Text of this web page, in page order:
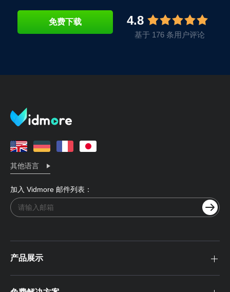
免费下载 4.8
基于 176 条用户评论
其他语言
加入 Vidmore 邮件列表：
产品展示